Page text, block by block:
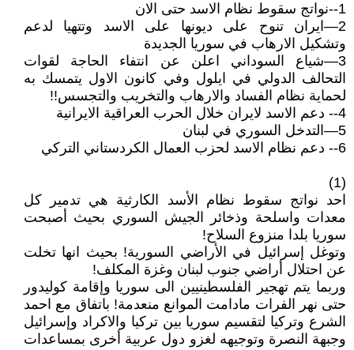
1--نواتج سقوط نظام الاسد حتى الان
2—ايران تنوح على ديونها على الاسد وتتهيا لدعم
وتشكيل الارهاب في سوريا الجديدة
3—شياع السوداني اعلن عن انتفاء الحاجة لقوات
التحالف الدولي في ايلول وفي كانون الاول يتمسك به
لحماية نظام الفساد والارهاب والتخريب والتجسس!!
4-- دعم الاسد لايران خلال الحرب العراقية الايرانية
5—التدخل السوري في لبنان
6-- دعم نظام الاسد لحزب العمال الكردستاني التركي
(1)
احد نواتج سقوط نظام الأسد الكارثية هي تدمير كل
معدات واسلحة وذخائر الجيش السوري بحيث أصبحت
سوريا بلدا منزوع السلاح!
وتوغل إسرائيل في الأراضي السورية! بحيث انها تخلت
عن احتلال أراضي جنوب لبنان وغزة المكلف!
وربما يتم تهجير الفلسطينيين الى سوريا وإقامة كوليدور
حتى نهر الفرات مادامت الموانع منعدمة! باتفاق مع احمد
الشرع وتركيا لتقسيم سوريا بين تركيا والاكراد وإسرائيل
وجبهة النصرة وتوجيهه لغزو دول عربية أخرى بمساعدات